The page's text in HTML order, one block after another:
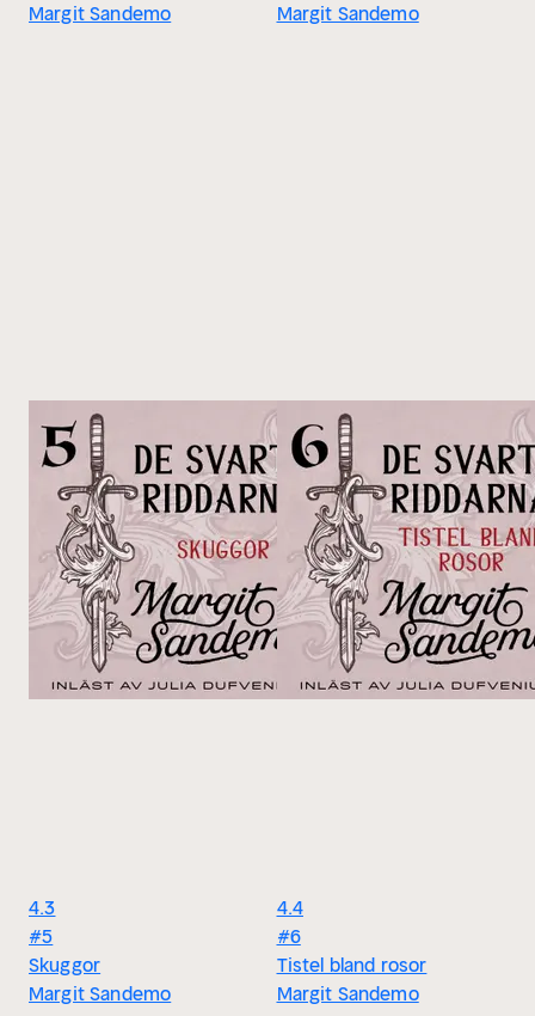
Margit Sandemo
Margit Sandemo
4.3
#5
Skuggor
Margit Sandemo
4.4
#6
Tistel bland rosor
Margit Sandemo